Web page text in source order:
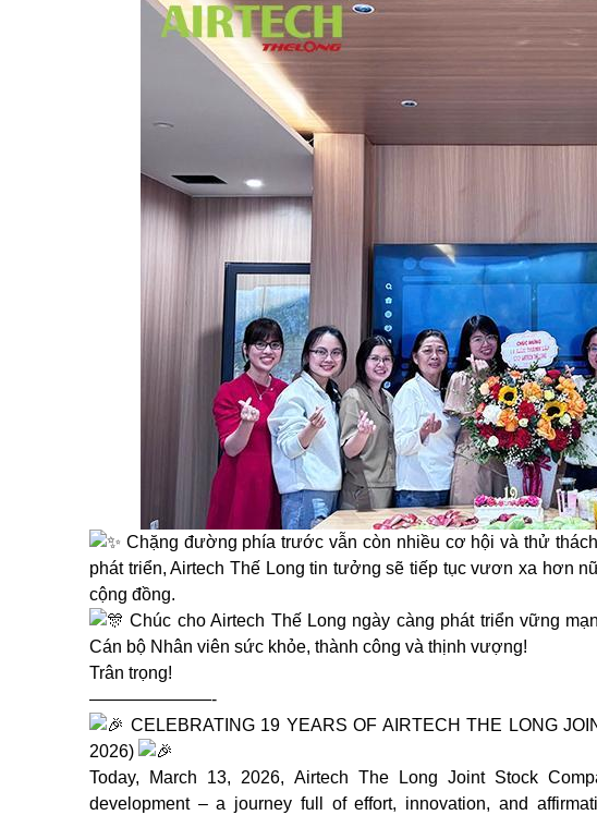
Chặng đường phía trước vẫn còn nhiều cơ hội và thử
phát triển, Airtech Thế Long tin tưởng sẽ tiếp tục vươn xa hơn
cộng đồng.
Chúc cho Airtech Thế Long ngày càng phát triển vững
Cán bộ Nhân viên sức khỏe, thành công và thịnh vượng!
Trân trọng!
———————-
CELEBRATING 19 YEARS OF AIRTECH THE LONG
2026)
Today, March 13, 2026, Airtech The Long Joint Stock
development – ​​a journey full of effort, innovation, and